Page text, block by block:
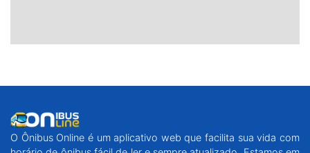
O Ônibus Online é um aplicativo web que facilita sua vida com